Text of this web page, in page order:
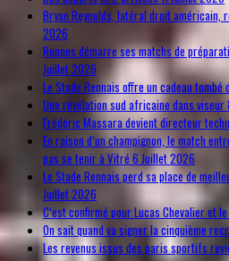
Bryan Reynolds, latéral droit
2026
Rennes démarre ses matchs de
Juillet 2026
Le Stade Rennais offre un cadeau tombé
Une révélation sud africaine dans viseur
Frédéric Massara devient directeur
En raison d’un champignon, le match
pas se tenir à Vitré 6 Juillet 2026
Le Stade Rennais perd sa place de
Juillet 2026
C’est confirmé pour Lucas Chevalier et
On sait quand va signer la cinquième
Les revenus issus des paris sportifs